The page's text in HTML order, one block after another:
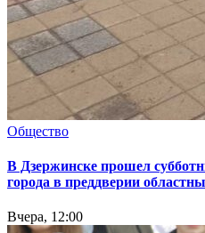
Общество
В Дзержинске прошел
города в преддверии
Вчера, 12:00